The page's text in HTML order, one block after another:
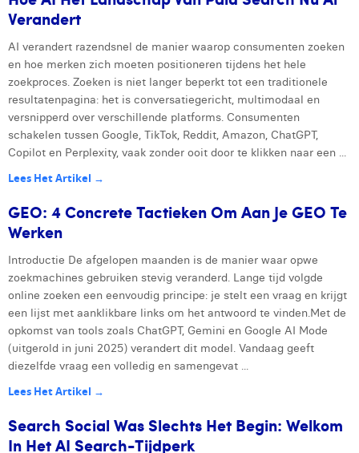
Verandert
AI verandert razendsnel de manier waarop consumenten zoeken
en hoe merken zich moeten positioneren tijdens het hele
zoekproces. Zoeken is niet langer beperkt tot een traditionele
resultatenpagina: het is conversatiegericht, multimodaal en
versnipperd over verschillende platforms. Consumenten
schakelen tussen Google, TikTok, Reddit, Amazon, ChatGPT,
Copilot en Perplexity, vaak zonder ooit door te klikken naar een ...
Lees Het Artikel →
GEO: 4 Concrete Tactieken Om Aan Je GEO Te
Werken
Introductie De afgelopen maanden is de manier waar opwe
zoekmachines gebruiken stevig veranderd. Lange tijd volgde
online zoeken een eenvoudig principe: je stelt een vraag en krijgt
een lijst met aanklikbare links om het antwoord te vinden.Met de
opkomst van tools zoals ChatGPT, Gemini en Google AI Mode
(uitgerold in juni 2025) verandert dit model. Vandaag geeft
diezelfde vraag een volledig en samengevat ...
Lees Het Artikel →
Search Social Was Slechts Het Begin: Welkom
In Het AI Search-Tijdperk